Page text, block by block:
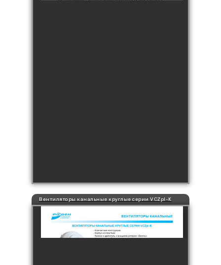
Вентиляторы канальные круглые серии VCZpl-K